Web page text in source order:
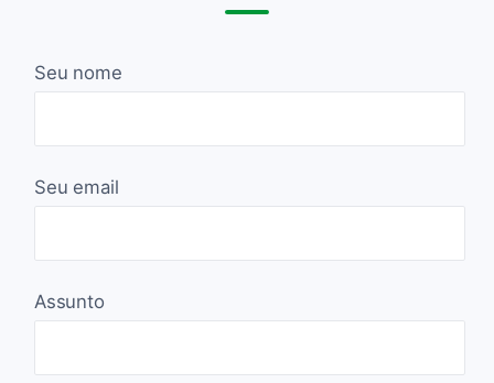
Seu nome
Seu email
Assunto